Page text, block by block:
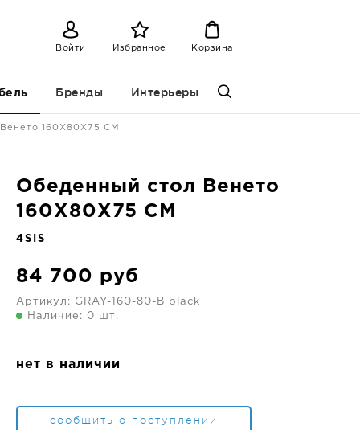
Войти Избранное Корзина
Бренды Интерьеры
160X80X75 CM
Обеденный стол Венето
160X80X75 CM
4SIS
84 700 руб
Артикул: GRAY-160-80-B black
Наличие: 0 шт.
нет в наличии
сообщить о поступлении